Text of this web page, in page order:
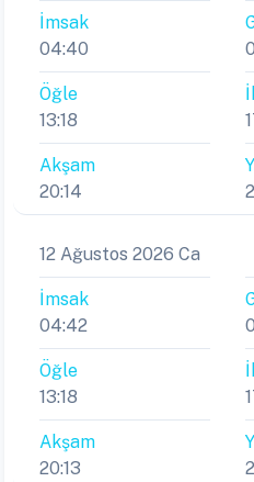
İmsak
04:40
Öğle
13:18
Akşam
20:14
12 Ağustos 2026 Ca
İmsak
04:42
Öğle
13:18
Akşam
20:13